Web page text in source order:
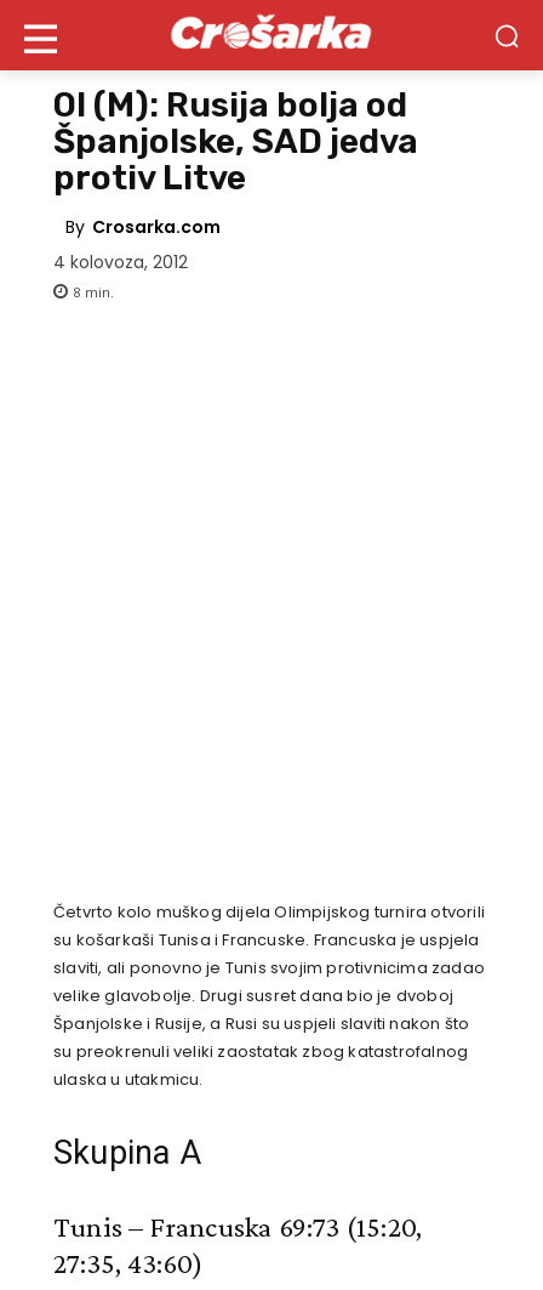
OI (M): Rusija bolja od
Španjolske, SAD jedva
protiv Litve
By Crosarka.com
4 kolovoza, 2012
8 min.
Četvrto kolo muškog dijela Olimpijskog turnira otvorili
su košarkaši Tunisa i Francuske. Francuska je uspjela
slaviti, ali ponovno je Tunis svojim protivnicima zadao
velike glavobolje. Drugi susret dana bio je dvoboj
Španjolske i Rusije, a Rusi su uspjeli slaviti nakon što
su preokrenuli veliki zaostatak zbog katastrofalnog
ulaska u utakmicu.
Skupina A
Tunis – Francuska 69:73 (15:20,
27:35, 43:60)